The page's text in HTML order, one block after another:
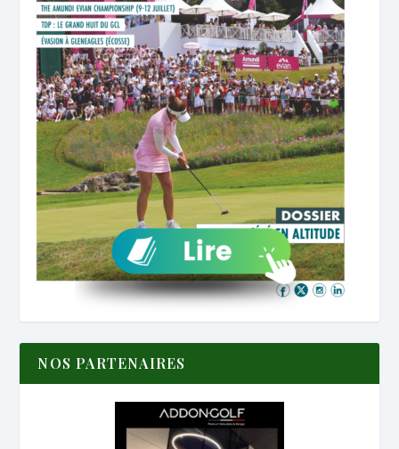
NOS PARTENAIRES